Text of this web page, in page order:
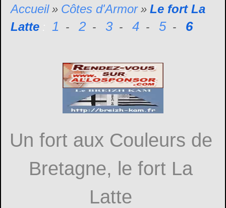
Accueil» Côtes d'Armor» Le fort La
Latte : 1 - 2 - 3 - 4 - 5 - 6
Un fort aux Couleurs de
Bretagne, le fort La
Latte